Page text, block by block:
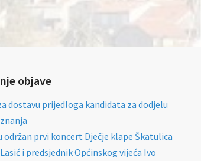
objave
dostavu prijedloga kandidata za dodjelu
održan prvi koncert Dječje klape Škatulica
i predsjednik Općinskog vijeća Ivo